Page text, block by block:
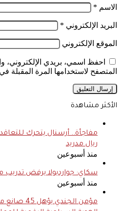
الاسم *
البريد الإلكتروني *
الموقع الإلكتروني
احفظ اسمي، بريدي الإلكتروني،
المتصفح لاستخدامها المرة المقبلة
الأكثر مشاهدة
مفاجأة.. أرسنال يتحرك
ريال مدريد
منذ أسبوعين
سكاي: جوارديولا يرفض تدريب
منذ أسبوعين
مؤمن